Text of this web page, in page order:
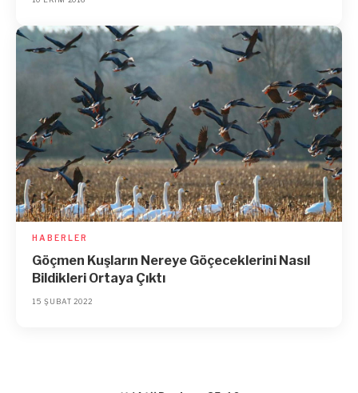
HABERLER
Göçmen Kuşların Nereye Göçeceklerini Nasıl
Bildikleri Ortaya Çıktı
15 ŞUBAT 2022